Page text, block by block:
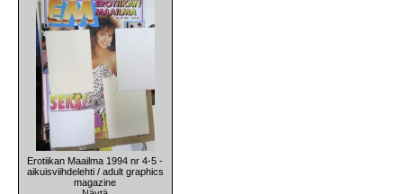
Erotiikan Maailma 1994 nr 4-5 -
aikuisviihdelehti / adult graphics
magazine